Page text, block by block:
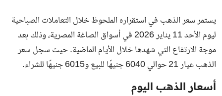
تقنية
التعليم
يستمر سعر الذهب في استقراره الملحوظ خلال التعاملات الصباحية
ليوم الأحد 11 يناير 2026 في أسواق الصاغة المصرية، وذلك بعد
موجة الارتفاع التي شهدها خلال الأيام الماضية. حيث سجل سعر
الذهب عيار 21 حوالي 6040 جنيهًا للبيع و6015 جنيهًا للشراء.
أسعار الذهب اليوم